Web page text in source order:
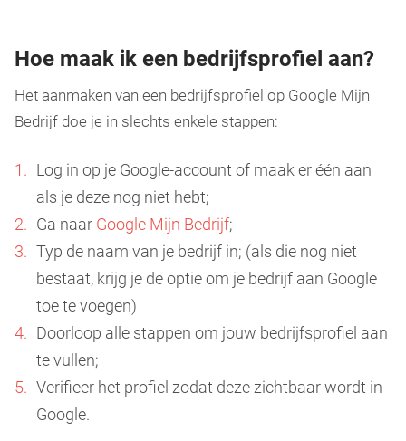
Hoe maak ik een bedrijfsprofiel aan?
Het aanmaken van een bedrijfsprofiel op Google Mijn
Bedrijf doe je in slechts enkele stappen:
Log in op je Google-account of maak er één aan
als je deze nog niet hebt;
Ga naar Google Mijn Bedrijf;
Typ de naam van je bedrijf in; (als die nog niet
bestaat, krijg je de optie om je bedrijf aan Google
toe te voegen)
Doorloop alle stappen om jouw bedrijfsprofiel aan
te vullen;
Verifieer het profiel zodat deze zichtbaar wordt in
Google.